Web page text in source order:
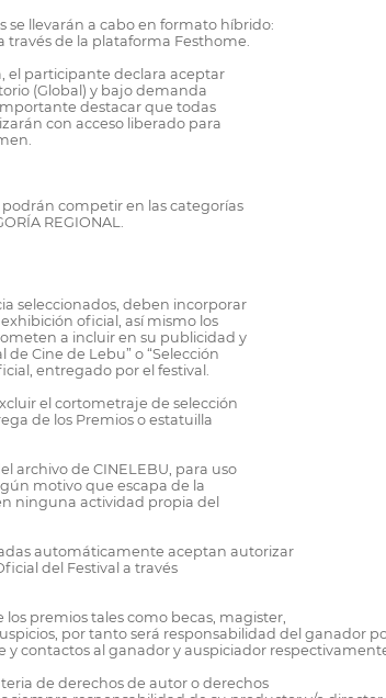
se llevarán a cabo en formato híbrido:
través de la plataforma Festhome.
el participante declara aceptar
(Global) y bajo demanda
destacar que todas
con acceso liberado para
podrán competir en las categorías
REGIONAL.
seleccionados, deben incorporar
oficial, así mismo los
a incluir en su publicidad y
Cine de Lebu” o “Selección
entregado por el festival.
el cortometraje de selección
de los Premios o estatuilla
archivo de CINELEBU, para uso
motivo que escapa de la
ninguna actividad propia del
automáticamente aceptan autorizar
del Festival a través
premios tales como becas, magister,
por tanto será responsabilidad del ganador
contactos al ganador y auspiciador
de derechos de autor o derechos